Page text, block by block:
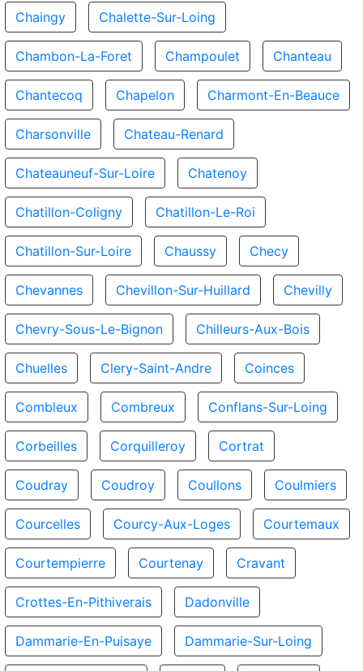
Chaingy Chalette-Sur-Loing
Chambon-La-Foret Champoulet Chanteau
Chantecoq Chapelon Charmont-En-Beauce
Charsonville Chateau-Renard
Chateauneuf-Sur-Loire Chatenoy
Chatillon-Coligny Chatillon-Le-Roi
Chatillon-Sur-Loire Chaussy Checy
Chevannes Chevillon-Sur-Huillard Chevilly
Chevry-Sous-Le-Bignon Chilleurs-Aux-Bois
Chuelles Clery-Saint-Andre Coinces
Combleux Combreux Conflans-Sur-Loing
Corbeilles Corquilleroy Cortrat
Coudray Coudroy Coullons Coulmiers
Courcelles Courcy-Aux-Loges Courtemaux
Courtempierre Courtenay Cravant
Crottes-En-Pithiverais Dadonville
Dammarie-En-Puisaye Dammarie-Sur-Loing